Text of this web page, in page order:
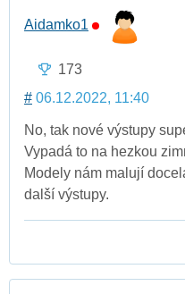
Aidamko1
173
# 06.12.2022, 11:40
No, tak nové výstupy
Vypadá to na hezkou
Modely nám malují
další výstupy.